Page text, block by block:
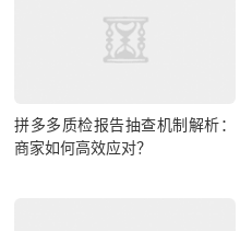
拼多多质检报告抽查机制解析：
商家如何高效应对？